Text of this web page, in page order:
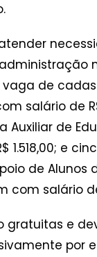
de
salário de
Auxiliar de
1.518,00; e
de Alunos
com salário de
gratuitas e
por